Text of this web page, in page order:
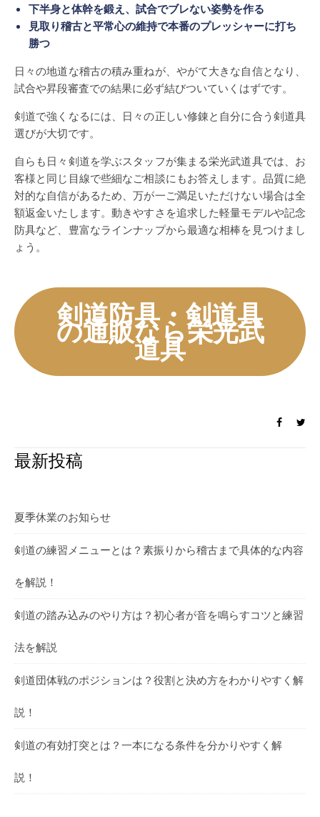
下半身と体幹を鍛え、試合でブレない姿勢を作る
見取り稽古と平常心の維持で本番のプレッシャーに打ち
勝つ
日々の地道な稽古の積み重ねが、やがて大きな自信となり、
試合や昇段審査での結果に必ず結びついていくはずです。
剣道で強くなるには、日々の正しい修錬と自分に合う剣道具
選びが大切です。
自らも日々剣道を学ぶスタッフが集まる栄光武道具では、お
客様と同じ目線で些細なご相談にもお答えします。品質に絶
対的な自信があるため、万が一ご満足いただけない場合は全
額返金いたします。動きやすさを追求した軽量モデルや記念
防具など、豊富なラインナップから最適な相棒を見つけまし
ょう。
剣道防具・剣道具
の通販なら栄光武
道具
最新投稿
夏季休業のお知らせ
剣道の練習メニューとは？素振りから稽古まで具体的な内容
を解説！
剣道の踏み込みのやり方は？初心者が音を鳴らすコツと練習
法を解説
剣道団体戦のポジションは？役割と決め方をわかりやすく解
説！
剣道の有効打突とは？一本になる条件を分かりやすく解
説！